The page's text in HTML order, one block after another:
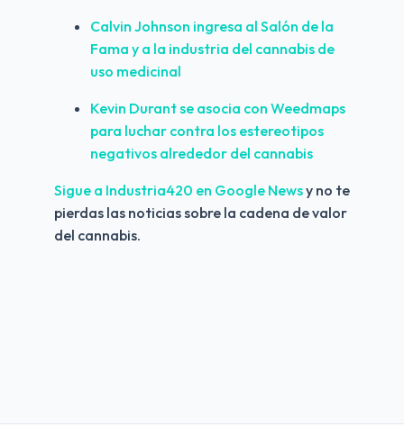
Calvin Johnson ingresa al Salón de la
Fama y a la industria del cannabis de
uso medicinal
Kevin Durant se asocia con Weedmaps
para luchar contra los estereotipos
negativos alrededor del cannabis
Sigue a Industria420 en Google News y no te
pierdas las noticias sobre la cadena de valor
del cannabis.